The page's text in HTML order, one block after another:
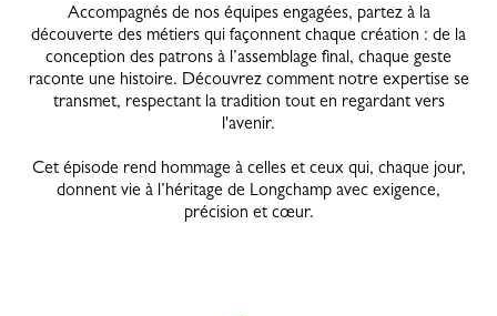
Accompagnés de nos équipes engagées, partez à la
découverte des métiers qui façonnent chaque création : de la
conception des patrons à l’assemblage final, chaque geste
raconte une histoire. Découvrez comment notre expertise se
transmet, respectant la tradition tout en regardant vers
l'avenir.
Cet épisode rend hommage à celles et ceux qui, chaque jour,
donnent vie à l’héritage de Longchamp avec exigence,
précision et cœur.